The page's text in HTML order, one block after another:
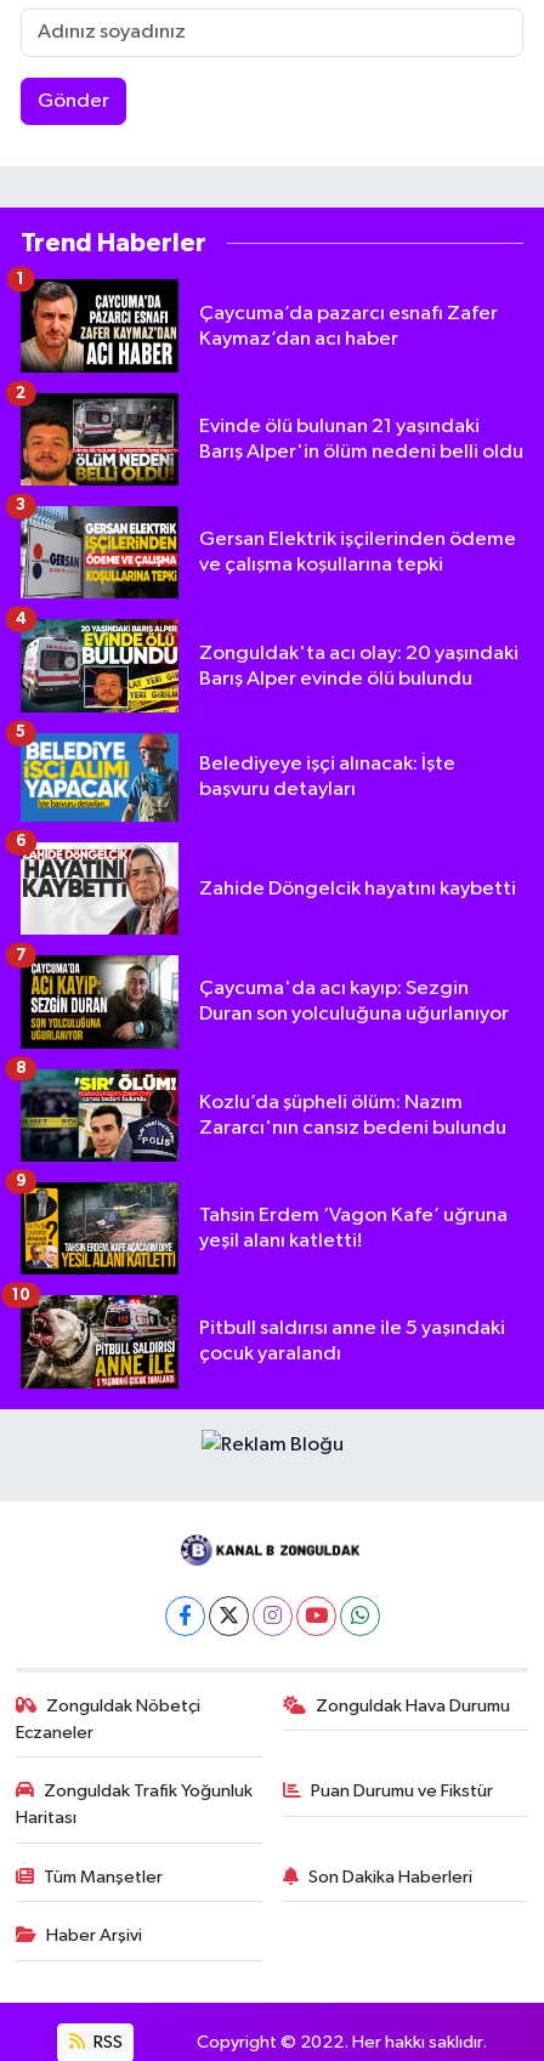
Gönder
Trend Haberler
Çaycuma’da pazarcı esnafı Zafer
Kaymaz’dan acı haber
1
Evinde ölü bulunan 21 yaşındaki
Barış Alper'in ölüm nedeni belli oldu
2
Gersan Elektrik işçilerinden ödeme
ve çalışma koşullarına tepki
3
Zonguldak'ta acı olay: 20 yaşındaki
Barış Alper evinde ölü bulundu
4
Belediyeye işçi alınacak: İşte
başvuru detayları
5
Zahide Döngelcik hayatını kaybetti
6
Çaycuma'da acı kayıp: Sezgin
Duran son yolculuğuna uğurlanıyor
7
Kozlu’da şüpheli ölüm: Nazım
Zararcı'nın cansız bedeni bulundu
8
Tahsin Erdem ‘Vagon Kafe’ uğruna
yeşil alanı katletti!
9
Pitbull saldırısı anne ile 5 yaşındaki
çocuk yaralandı
10
Zonguldak Nöbetçi
Eczaneler
Zonguldak Hava Durumu
Zonguldak Trafik Yoğunluk
Haritası
Puan Durumu ve Fikstür
Tüm Manşetler Son Dakika Haberleri
Haber Arşivi
RSS Copyright © 2022. Her hakkı saklıdır.